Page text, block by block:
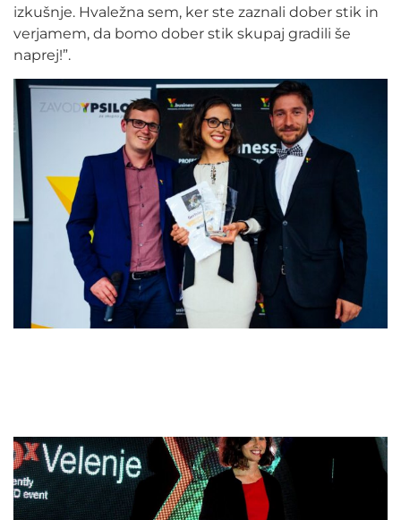
izkušnje. Hvaležna sem, ker ste zaznali dober stik in
verjamem, da bomo dober stik skupaj gradili še
naprej!”.